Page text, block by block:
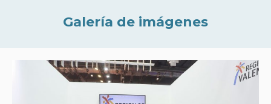
Galería de imágenes